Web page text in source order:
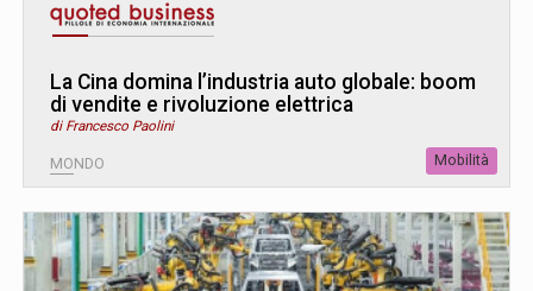
La Cina domina l’industria auto globale: boom
di vendite e rivoluzione elettrica
di Francesco Paolini
MONDO Mobilità